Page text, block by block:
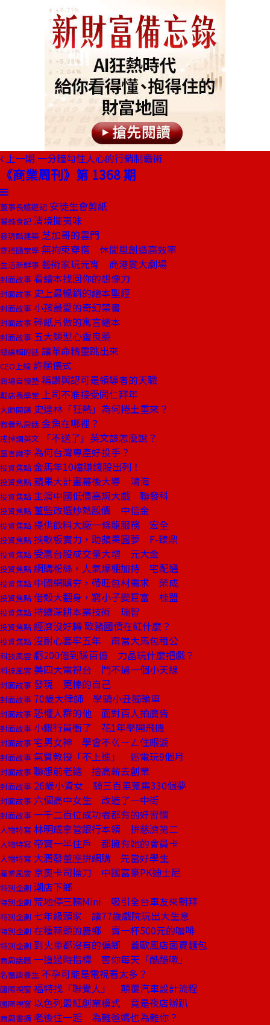
上一期 一分鐘勾住人心的行銷制霸術
《商業周刊》第 1368 期
董事長嬉遊記 安徒生會剪紙
饕姊食記 清境擺夷味
發現酷建築 芝加哥的雲門
穿搭隨堂學 無拘束穿搭 休閒風創造高效率
生活新鮮事 藝術家玩元宵 商港變大劇場
封面故事 看繪本找回你的想像力
封面故事 史上最暢銷的繪本聖經
封面故事 小孩最愛的奇幻禁書
封面故事 碎紙片做的寓言繪本
封面故事 五大類型心靈良藥
總編輯的話 讓革命精靈跳出來
CEO上線 許願儀式
商場自慢塾 稱讚與認可是領導者的天職
戴店長學堂 上司不准接受同仁拜年
大師開講 史達林「狂熱」為何捲土重來？
教養私房話 金魚在哪裡？
戒掉爛英文 「不送了」英文該怎麼說？
童言識李 為何台灣專產好投手？
投資焦點 金馬年10檔賺錢股出列！
投資焦點 蘋果大計畫幕後大導 鴻海
投資焦點 主演中國低價高規大戲 聯發科
投資焦點 董監改選炒熱股價 中信金
投資焦點 提供飲料大廠一條龍服務 宏全
投資焦點 挾軟板實力，助蘋果圓夢 F-臻鼎
投資焦點 受惠台股成交量大增 元大金
投資焦點 網購粉絲，人氣爆棚加持 宅配通
投資焦點 中國網購夯，帶旺包材需求 榮成
投資焦點 借殼大翻身，窮小子變巨富 桂盟
投資焦點 持續深耕本業技術 瑞智
投資焦點 經濟沒好轉 歐豬國債在紅什麼？
投資焦點 沒耐心套牢五年 甭當大馬包租公
科技風雲 虧200億到賺百億 力晶玩什麼把戲？
科技風雲 美四大電視台 鬥不過一個小天線
封面故事 發現 更棒的自己
封面故事 70歲大律師 學騎小丑獨輪車
封面故事 恐懼人群的他 面對百人拍廣告
封面故事 小銀行員衝了 花1年學開飛機
封面故事 宅男女神 學會不ㄍㄧㄥ住眼淚
封面故事 氣質教授「不上進」 迷電玩9個月
封面故事 聯想前老總 捨高薪去創業
封面故事 26歲小資女 騎三百里蒐集330個夢
封面故事 六個高中女生 改造了一中街
封面故事 一千二百位成功者都有的好習慣
人物特寫 林明成拿管銀行本領 拚慈濟第二
人物特寫 帝寶一半住戶 都擁有她的會員卡
人物特寫 大潤發董座拚網購 先當好學生
產業風雲 京奧卡司操刀 中國富豪PK迪士尼
特別企劃 潮店下鄉
特別企劃 荒地停三輛Mini 吸引全台車友來朝拜
特別企劃 七年級頭家 讓77歲戲院玩出大生意
特別企劃 在種蒜頭的農鄉 賣一杯500元的咖啡
特別企劃 到火車都沒有的偏鄉 蓋歐風店面賣麵包
商周話題 一道過時指標 害你每天「酷酷嗽」
名醫談養生 不孕可能是電視看太多？
國際視窗 福特找「聯覺人」 顛覆汽車設計流程
國際視窗 以色列最紅創業模式 竟是夜店辦趴
商周書摘 老後住一起 為難爸媽也為難你？